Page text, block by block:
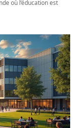
où l’éducation est